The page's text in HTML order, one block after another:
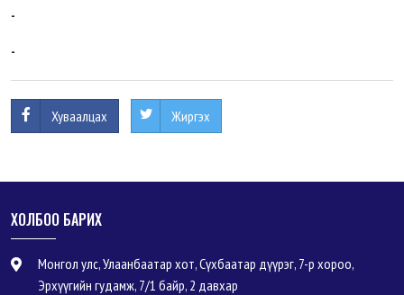
-
-
Хуваалцах Жиргэх
ХОЛБОО БАРИХ
Монгол улс, Улаанбаатар хот, Сүхбаатар дүүрэг, 7-р хороо,
Эрхүүгийн гудамж, 7/1 байр, 2 давхар